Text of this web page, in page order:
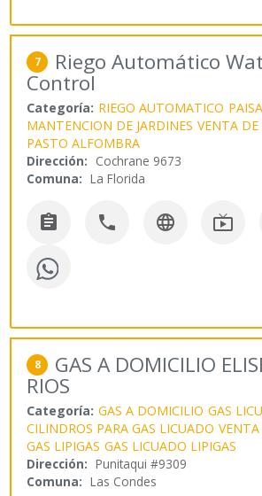
7 Riego Automático
Control
Categoría: RIEGO AUTOMATICO
MANTENCION DE JARDINES VENTA
PASTO ALFOMBRA
Dirección: Cochrane 9673
Comuna: La Florida
   
8 GAS A DOMICILIO
RIOS
Categoría: GAS A DOMICILIO GAS
CILINDROS PARA GAS LICUADO
GAS LIPIGAS GAS LICUADO LIPIGAS
Dirección: Punitaqui #9309
Comuna: Las Condes